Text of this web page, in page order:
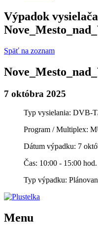
Výpadok vysielača
Späť na zoznam
7 októbra 2025
Typ vysielania: DVB-
Program / Multiplex:
Dátum výpadku: 7
Čas: 10:00 - 15:00 hod.
Typ výpadku:
Menu